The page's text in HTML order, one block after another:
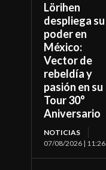
Lörihen
despliega su
poder en
México:
Vector de
rebeldía y
pasión en su
Tour 30°
Aniversario
NOTICIAS
07/08/2026 | 11:26